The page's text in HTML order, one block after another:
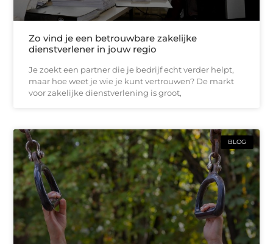
Zo vind je een betrouwbare zakelijke
dienstverlener in jouw regio
Je zoekt een partner die je bedrijf echt verder helpt,
maar hoe weet je wie je kunt vertrouwen? De markt
voor zakelijke dienstverlening is groot,
BLOG